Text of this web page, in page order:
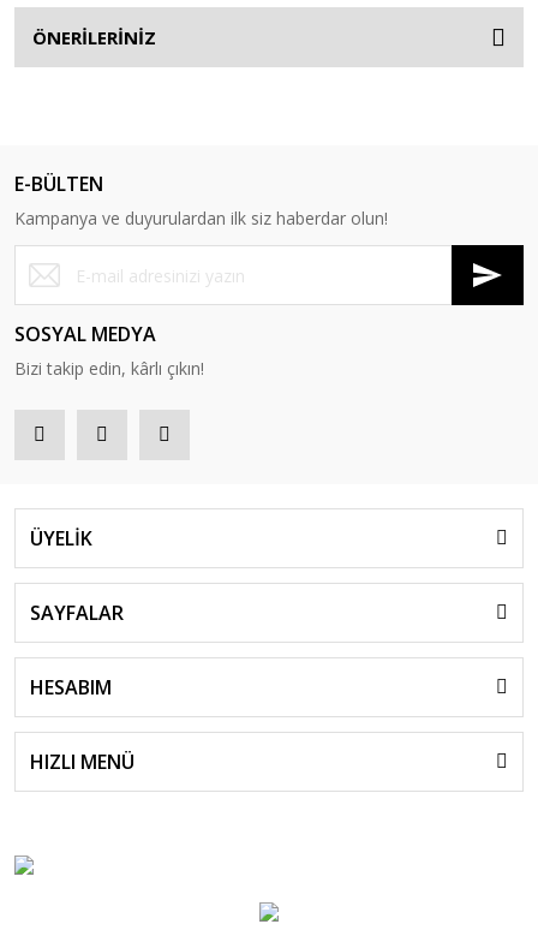
ÖNERİLERİNİZ
E-BÜLTEN
Kampanya ve duyurulardan ilk siz haberdar olun!
SOSYAL MEDYA
Bizi takip edin, kârlı çıkın!
ÜYELİK
SAYFALAR
HESABIM
HIZLI MENÜ